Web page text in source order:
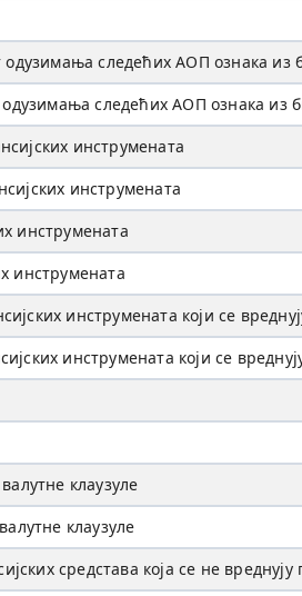
следећих AOП ознака из
следећих AOП ознака из
инструмената
инструмената
инструмената
инструмената
инструмената који се
инструмената који се
клаузуле
клаузуле
средстава која се не